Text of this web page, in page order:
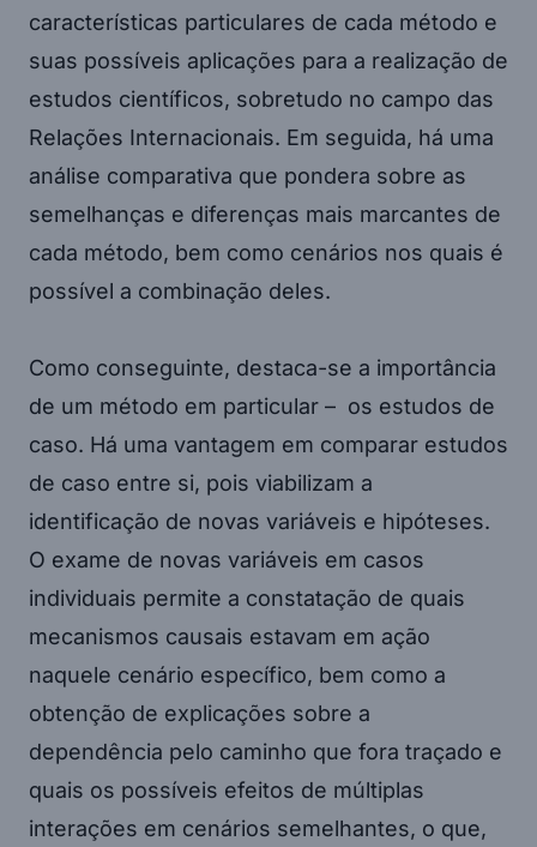
características particulares de cada método e
suas possíveis aplicações para a realização de
estudos científicos, sobretudo no campo das
Relações Internacionais. Em seguida, há uma
análise comparativa que pondera sobre as
semelhanças e diferenças mais marcantes de
cada método, bem como cenários nos quais é
possível a combinação deles.
Como conseguinte, destaca-se a importância
de um método em particular – os estudos de
caso. Há uma vantagem em comparar estudos
de caso entre si, pois viabilizam a
identificação de novas variáveis e hipóteses.
O exame de novas variáveis em casos
individuais permite a constatação de quais
mecanismos causais estavam em ação
naquele cenário específico, bem como a
obtenção de explicações sobre a
dependência pelo caminho que fora traçado e
quais os possíveis efeitos de múltiplas
interações em cenários semelhantes, o que,